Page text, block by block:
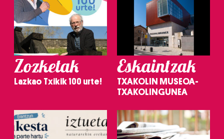
Zozketak
Lazkao Txikik 100 urte!
Eskaintzak
TXAKOLIN MUSEOA-
TXAKOLINGUNEA